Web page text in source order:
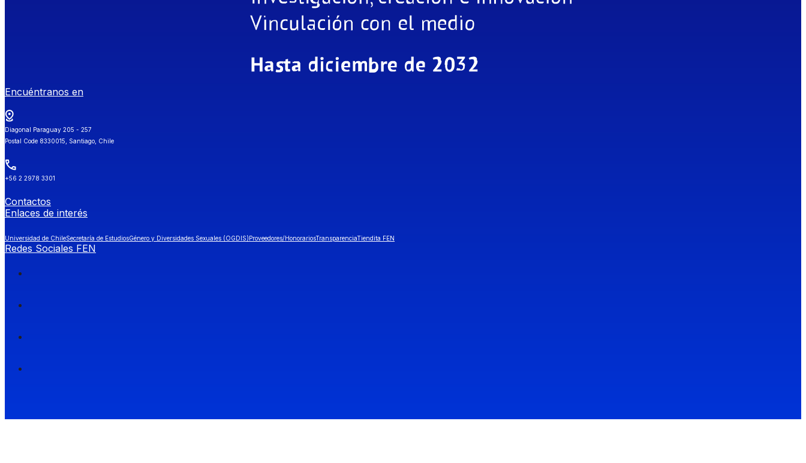
Encuéntranos en
Diagonal Paraguay 205 - 257
Postal Code 8330015, Santiago, Chile
+56 2 2978 3301
Contactos
Enlaces de interés
Universidad de ChileSecretaría de EstudiosGénero y Diversidades Sexuales (OGDIS)Proveedores/HonorariosTransparenciaTiendita FEN
Redes Sociales FEN